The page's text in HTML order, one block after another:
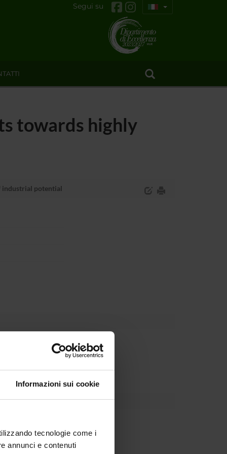
Informazioni sui cookie
tecnologie come i
annunci e contenuti
Segui su
towards highly
industrial potential